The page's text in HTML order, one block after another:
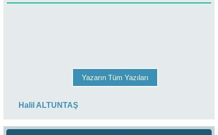
Yazarın Tüm Yazıları
Halil ALTUNTAŞ